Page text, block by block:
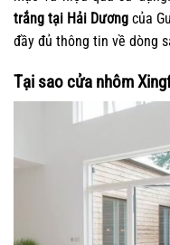
trắng tại Hải Dương của
đầy đủ thông tin về dòng
Tại sao cửa nhôm